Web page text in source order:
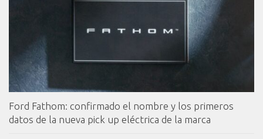
Ford Fathom: confirmado el nombre y los primeros
datos de la nueva pick up eléctrica de la marca